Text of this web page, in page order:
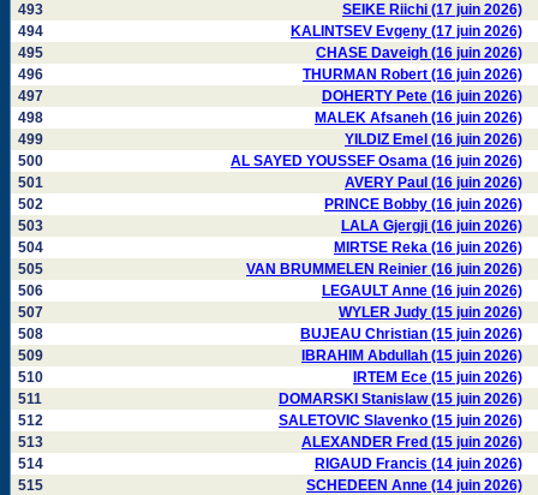
493
SEIKE Riichi (17 juin 2026)
494
KALINTSEV Evgeny (17 juin 2026)
495
CHASE Daveigh (16 juin 2026)
496
THURMAN Robert (16 juin 2026)
497
DOHERTY Pete (16 juin 2026)
498
MALEK Afsaneh (16 juin 2026)
499
YILDIZ Emel (16 juin 2026)
500
AL SAYED YOUSSEF Osama (16 juin 2026)
501
AVERY Paul (16 juin 2026)
502
PRINCE Bobby (16 juin 2026)
503
LALA Gjergji (16 juin 2026)
504
MIRTSE Reka (16 juin 2026)
505
VAN BRUMMELEN Reinier (16 juin 2026)
506
LEGAULT Anne (16 juin 2026)
507
WYLER Judy (15 juin 2026)
508
BUJEAU Christian (15 juin 2026)
509
IBRAHIM Abdullah (15 juin 2026)
510
IRTEM Ece (15 juin 2026)
511
DOMARSKI Stanislaw (15 juin 2026)
512
SALETOVIC Slavenko (15 juin 2026)
513
ALEXANDER Fred (15 juin 2026)
514
RIGAUD Francis (14 juin 2026)
515
SCHEDEEN Anne (14 juin 2026)